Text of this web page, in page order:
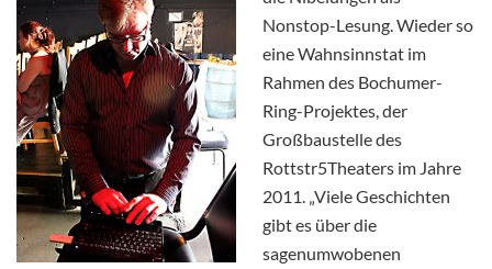
Nonstop-Lesung. Wieder so
eine Wahnsinnstat im
Rahmen des Bochumer-
Ring-Projektes, der
Großbaustelle des
Rottstr5Theaters im Jahre
2011. „Viele Geschichten
gibt es über die
sagenumwobenen